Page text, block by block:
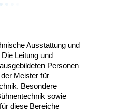
Ausstattung und
Leitung und
Personen
Meister für
Besondere
sowie
diese Bereiche